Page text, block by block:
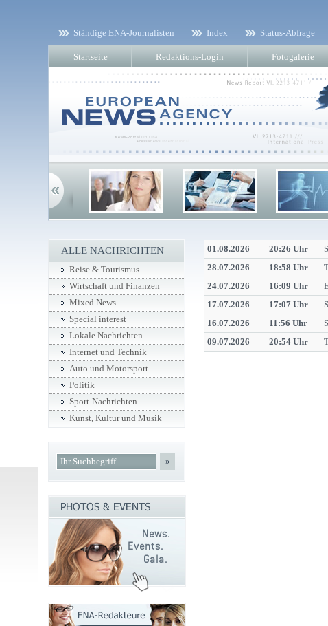
Ständige ENA-Journalisten Index Status-Abfrage
Startseite Redaktions-Login Fotogalerie
01.08.2026 20:26 Uhr
28.07.2026
18:58 Uhr
24.07.2026
16:09 Uhr
17.07.2026
17:07 Uhr
16.07.2026
11:56 Uhr
09.07.2026
20:54 Uhr
ALLE NACHRICHTEN
Reise & Tourismus
Wirtschaft und Finanzen
Mixed News
Special interest
Lokale Nachrichten
Internet und Technik
Auto und Motorsport
Politik
Sport-Nachrichten
Kunst, Kultur und Musik
»